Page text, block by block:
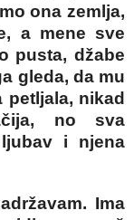
ona zemlja,
a mene sve
pusta, džabe
gleda, da mu
petljala, nikad
no sva
i njena
Ima